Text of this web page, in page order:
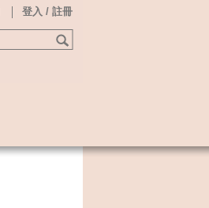
登入 / 註冊